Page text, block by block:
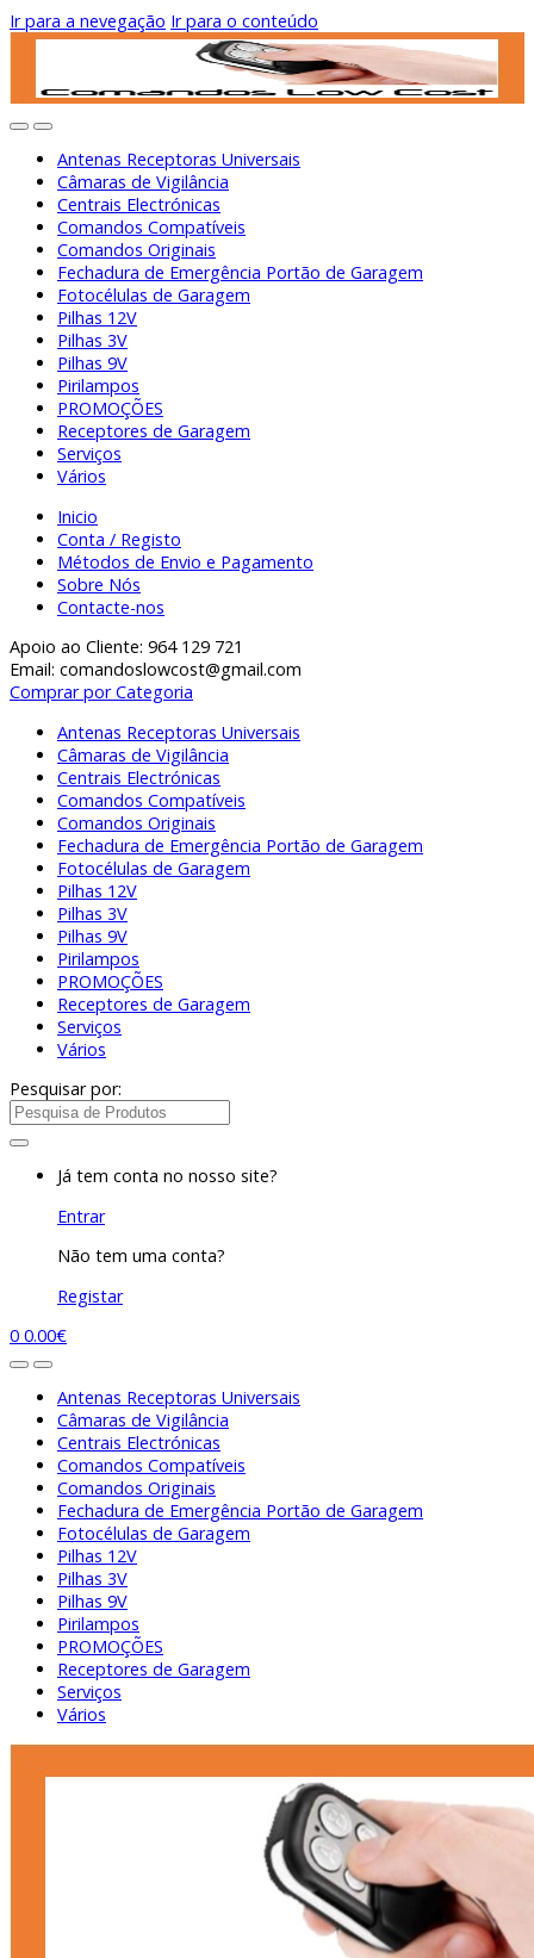
Ir para a nevegação Ir para o conteúdo
Antenas Receptoras Universais
Câmaras de Vigilância
Centrais Electrónicas
Comandos Compatíveis
Comandos Originais
Fechadura de Emergência Portão de Garagem
Fotocélulas de Garagem
Pilhas 12V
Pilhas 3V
Pilhas 9V
Pirilampos
PROMOÇÕES
Receptores de Garagem
Serviços
Vários
Inicio
Conta / Registo
Métodos de Envio e Pagamento
Sobre Nós
Contacte-nos
Apoio ao Cliente: 964 129 721
Email: comandoslowcost@gmail.com
Comprar por Categoria
Antenas Receptoras Universais
Câmaras de Vigilância
Centrais Electrónicas
Comandos Compatíveis
Comandos Originais
Fechadura de Emergência Portão de Garagem
Fotocélulas de Garagem
Pilhas 12V
Pilhas 3V
Pilhas 9V
Pirilampos
PROMOÇÕES
Receptores de Garagem
Serviços
Vários
Pesquisar por:
Já tem conta no nosso site?
Entrar
Não tem uma conta?
Registar
0 0.00€
Antenas Receptoras Universais
Câmaras de Vigilância
Centrais Electrónicas
Comandos Compatíveis
Comandos Originais
Fechadura de Emergência Portão de Garagem
Fotocélulas de Garagem
Pilhas 12V
Pilhas 3V
Pilhas 9V
Pirilampos
PROMOÇÕES
Receptores de Garagem
Serviços
Vários